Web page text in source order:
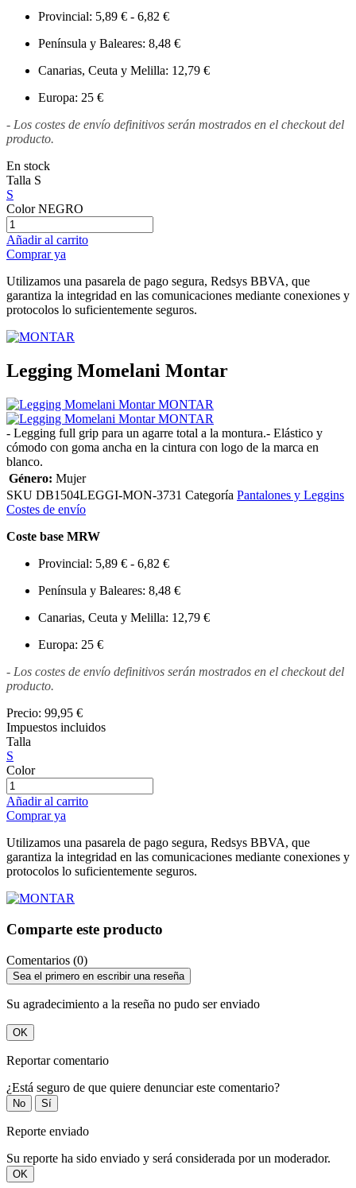
Provincial: 5,89 € - 6,82 €
Península y Baleares: 8,48 €
Canarias, Ceuta y Melilla: 12,79 €
Europa: 25 €
- Los costes de envío definitivos serán mostrados en el checkout del
producto.
En stock
Talla S
S
Color NEGRO
Añadir al carrito
Comprar ya
Utilizamos una pasarela de pago segura, Redsys BBVA, que
garantiza la integridad en las comunicaciones mediante conexiones y
protocolos lo suficientemente seguros.
Legging Momelani Montar
- Legging full grip para un agarre total a la montura.- Elástico y
cómodo con goma ancha en la cintura con logo de la marca en
blanco.
Género: Mujer
SKU DB1504LEGGI-MON-3731 Categoría Pantalones y Leggins
Costes de envío
Coste base MRW
Provincial: 5,89 € - 6,82 €
Península y Baleares: 8,48 €
Canarias, Ceuta y Melilla: 12,79 €
Europa: 25 €
- Los costes de envío definitivos serán mostrados en el checkout del
producto.
Precio: 99,95 €
Impuestos incluidos
Talla
S
Color
Añadir al carrito
Comprar ya
Utilizamos una pasarela de pago segura, Redsys BBVA, que
garantiza la integridad en las comunicaciones mediante conexiones y
protocolos lo suficientemente seguros.
Comparte este producto
Comentarios (0)
Sea el primero en escribir una reseña
Su agradecimiento a la reseña no pudo ser enviado
OK
Reportar comentario
¿Está seguro de que quiere denunciar este comentario?
No Sí
Reporte enviado
Su reporte ha sido enviado y será considerada por un moderador.
OK